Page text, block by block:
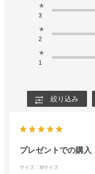
★
3
★
2
★
1
絞り込み
プレゼントでの購入
サイズ：Mサイズ